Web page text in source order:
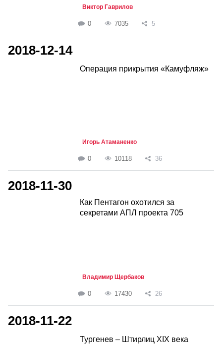
Виктор Гаврилов
0 7035 5
2018-12-14
Операция прикрытия «Камуфляж»
Игорь Атаманенко
0 10118 36
2018-11-30
Как Пентагон охотился за
секретами АПЛ проекта 705
Владимир Щербаков
0 17430 26
2018-11-22
Тургенев – Штирлиц XIX века